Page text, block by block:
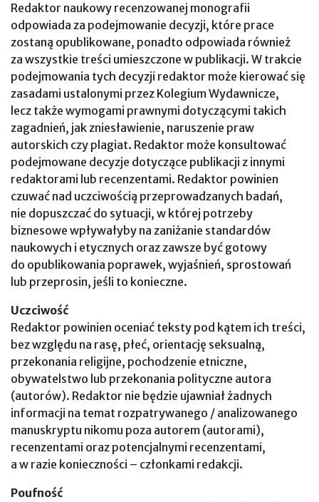
Redaktor naukowy recenzowanej monografii
odpowiada za podejmowanie decyzji, które prace
zostaną opublikowane, ponadto odpowiada również
za wszystkie treści umieszczone w publikacji. W trakcie
podejmowania tych decyzji redaktor może kierować się
zasadami ustalonymi przez Kolegium Wydawnicze,
lecz także wymogami prawnymi dotyczącymi takich
zagadnień, jak zniesławienie, naruszenie praw
autorskich czy plagiat. Redaktor może konsultować
podejmowane decyzje dotyczące publikacji z innymi
redaktorami lub recenzentami. Redaktor powinien
czuwać nad uczciwością przeprowadzanych badań,
nie dopuszczać do sytuacji, w której potrzeby
biznesowe wpływałyby na zaniżanie standardów
naukowych i etycznych oraz zawsze być gotowy
do opublikowania poprawek, wyjaśnień, sprostowań
lub przeprosin, jeśli to konieczne.
Uczciwość
Redaktor powinien oceniać teksty pod kątem ich treści,
bez względu na rasę, płeć, orientację seksualną,
przekonania religijne, pochodzenie etniczne,
obywatelstwo lub przekonania polityczne autora
(autorów). Redaktor nie będzie ujawniał żadnych
informacji na temat rozpatrywanego / analizowanego
manuskryptu nikomu poza autorem (autorami),
recenzentami oraz potencjalnymi recenzentami,
a w razie konieczności – członkami redakcji.
Poufność